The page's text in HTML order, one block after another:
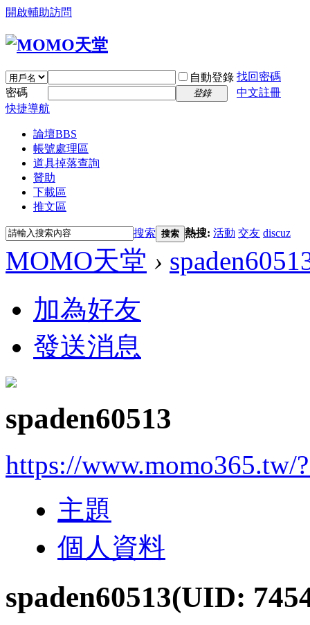
開啟輔助訪問
自動登錄 找回密碼
密碼
登錄
中文註冊
快捷導航
論壇BBS
帳號處理區
道具掉落查詢
贊助
下載區
推文區
搜索 搜索 熱搜: 活動 交友 discuz
MOMO天堂 ›
加為好友
發送消息
spaden60513
https://www.momo365.tw/
主題
個人資料
spaden60513(UID: